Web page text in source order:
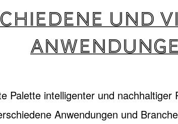
UND
Palette intelligenter und
Anwendungen und